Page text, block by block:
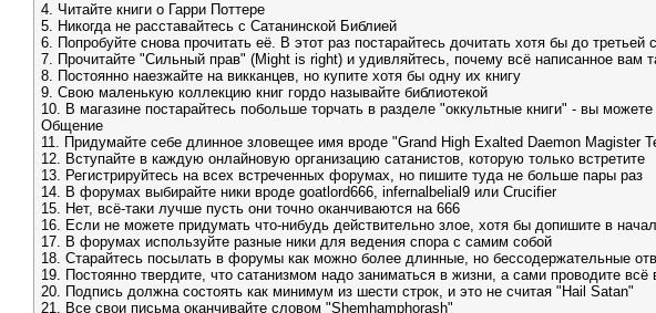
4. Читайте книги о Гарри Поттере
5. Hикогда не расставайтесь с Сатанинской Библией
6. Попробуйте снова прочитать её. В этот раз постарайтесь дочитать хотя бы до третьей
7. Прочитайте "Сильный прав" (Might is right) и удивляйтесь, почему всё написанное вам
8. Постоянно наезжайте на викканцев, но купите хотя бы одну их книгу
9. Свою маленькую коллекцию книг гордо называйте библиотекой
10. В магазине постарайтесь побольше торчать в разделе "оккультные книги" - вы
Общение
11. Придумайте себе длинное зловещее имя вроде "Grand High Exalted Daemon Magister
12. Вступайте в каждую онлайновую организацию сатанистов, которую только встретите
13. Регистрируйтесь на всех встреченных форумах, но пишите туда не больше пары раз
14. В форумах выбирайте ники вроде goatlord666, infernalbelial9 или Crucifier
15. Hет, всё-таки лучше пусть они точно оканчиваются на 666
16. Если не можете придумать что-нибудь действительно злое, хотя бы допишите в
17. В форумах используйте разные ники для ведения спора с самим собой
18. Старайтесь посылать в форумы как можно более длинные, но бессодержательные
19. Постоянно твердите, что сатанизмом надо заниматься в жизни, а сами проводите
20. Подпись должна состоять как минимум из шести строк, и это не считая "Hail Satan"
21. Все свои письма оканчивайте словом "Shemhamphorash"